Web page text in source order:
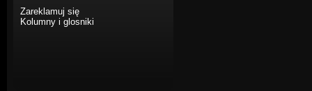
Zareklamuj się
Kolumny i glosniki